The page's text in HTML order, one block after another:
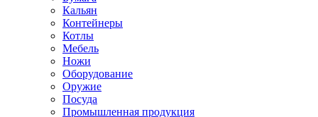
Кальян
Контейнеры
Котлы
Мебель
Ножи
Оборудование
Оружие
Посуда
Промышленная продукция